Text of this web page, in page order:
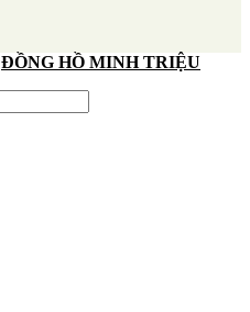
ĐỒNG HỒ MINH TRIỆU